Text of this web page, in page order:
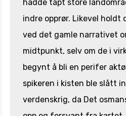
hadde tapt store
indre opprør. Likevel
ved det gamle narrativet
midtpunkt, selv om de i
begynt å bli en perifer
spikeren i kisten ble slått
verdenskrig, da Det